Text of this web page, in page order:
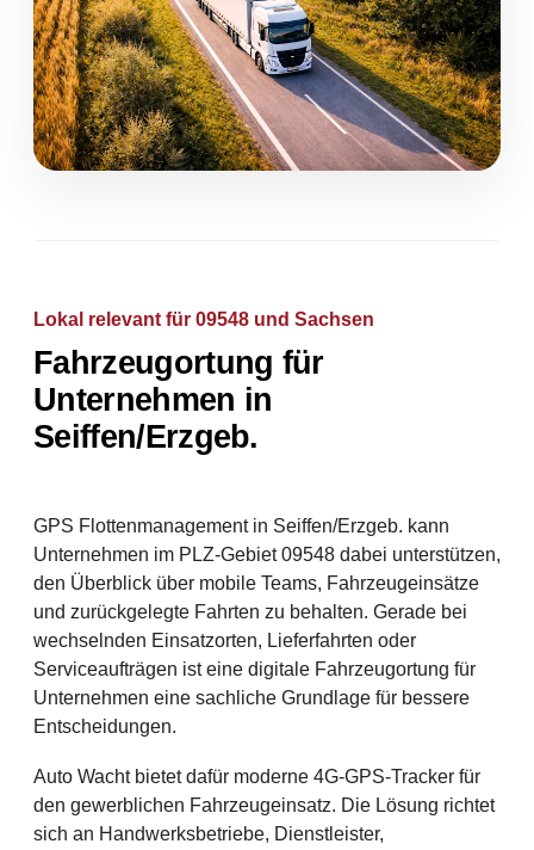
Lokal relevant für 09548 und Sachsen
Fahrzeugortung für
Unternehmen in
Seiffen/Erzgeb.
GPS Flottenmanagement in Seiffen/Erzgeb. kann
Unternehmen im PLZ-Gebiet 09548 dabei unterstützen,
den Überblick über mobile Teams, Fahrzeugeinsätze
und zurückgelegte Fahrten zu behalten. Gerade bei
wechselnden Einsatzorten, Lieferfahrten oder
Serviceaufträgen ist eine digitale Fahrzeugortung für
Unternehmen eine sachliche Grundlage für bessere
Entscheidungen.
Auto Wacht bietet dafür moderne 4G-GPS-Tracker für
den gewerblichen Fahrzeugeinsatz. Die Lösung richtet
sich an Handwerksbetriebe, Dienstleister,